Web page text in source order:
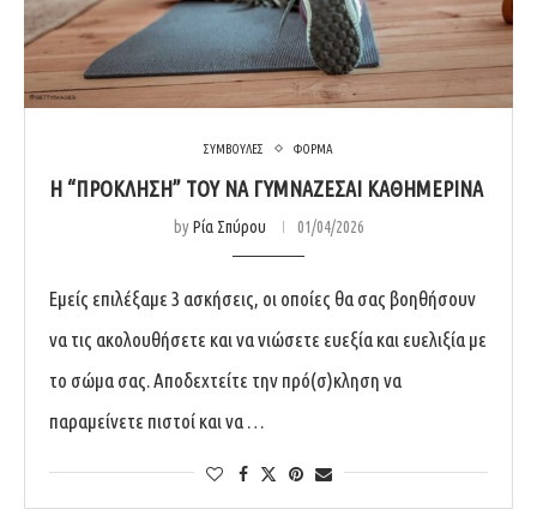
ΣΥΜΒΟΥΛΕΣ ΦΟΡΜΑ
Η “ΠΡΌΚΛΗΣΗ” ΤΟΥ ΝΑ ΓΥΜΝΆΖΕΣΑΙ ΚΑΘΗΜΕΡΙΝΆ
byΡία Σπύρου 01/04/2026
Εμείς επιλέξαμε 3 ασκήσεις, οι οποίες θα σας βοηθήσουν
να τις ακολουθήσετε και να νιώσετε ευεξία και ευελιξία με
το σώμα σας. Αποδεχτείτε την πρό(σ)κληση να
παραμείνετε πιστοί και να …